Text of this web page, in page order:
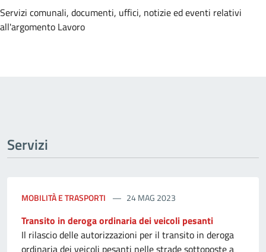
Dettagli della Notizia
Servizi comunali, documenti, uffici, notizie ed eventi relativi
all'argomento Lavoro
Servizi
MOBILITÀ E TRASPORTI 24 MAG 2023
Transito in deroga ordinaria dei veicoli pesanti
Il rilascio delle autorizzazioni per il transito in deroga
ordinaria dei veicoli pesanti nelle strade sottoposte a